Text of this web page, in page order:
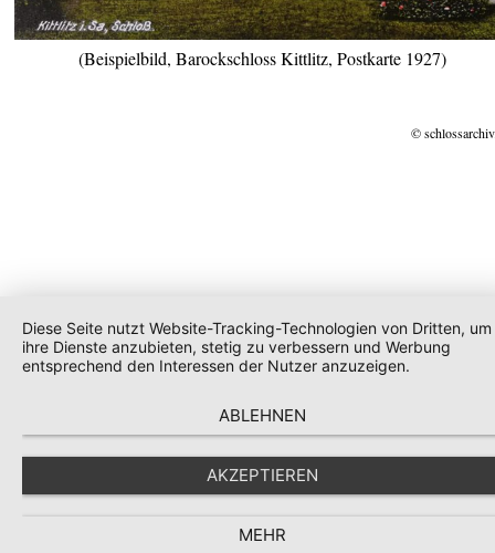
(Beispielbild, Barockschloss Kittlitz, Postkarte 1927)
©
Diese Seite nutzt Website-Tracking-Technologien von Dritten, um
ihre Dienste anzubieten, stetig zu verbessern und Werbung
entsprechend den Interessen der Nutzer anzuzeigen.
ABLEHNEN
AKZEPTIEREN
MEHR